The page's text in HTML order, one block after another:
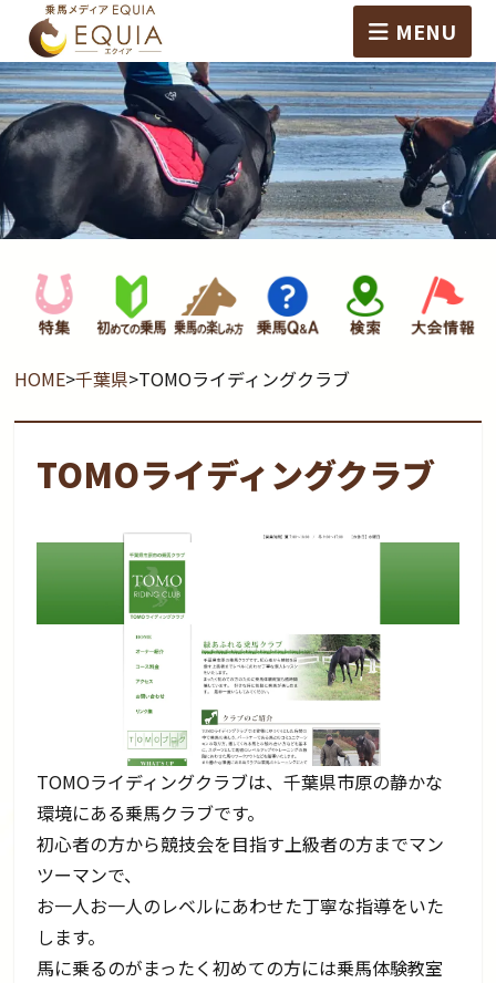
MENU
HOME>千葉県>TOMOライディングクラブ
TOMOライディングクラブ
TOMOライディングクラブは、千葉県市原の静かな
環境にある乗馬クラブです。
初心者の方から競技会を目指す上級者の方までマン
ツーマンで、
お一人お一人のレベルにあわせた丁寧な指導をいた
します。
馬に乗るのがまったく初めての方には乗馬体験教室